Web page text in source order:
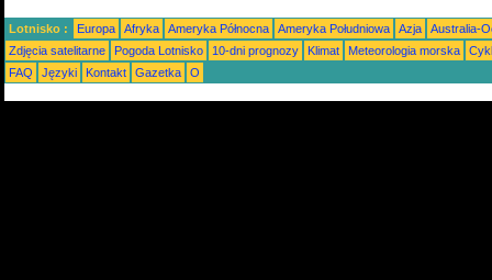
Lotnisko : Europa Afryka Ameryka Północna Ameryka Południowa Azja
Australia-
Zdjęcia satelitarne
Pogoda Lotnisko 10-dni prognozy Klimat Meteorologia morska
FAQ
Języki Kontakt Gazetka O